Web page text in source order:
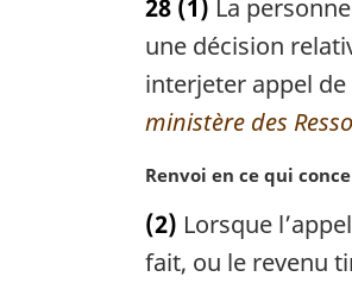
t
e
a
r
i
a
l
28 (1) La
une décision
interjeter appel de
ministère des
N
t
e
Renvoi en ce qui
(2) Lorsque
fait, ou le revenu